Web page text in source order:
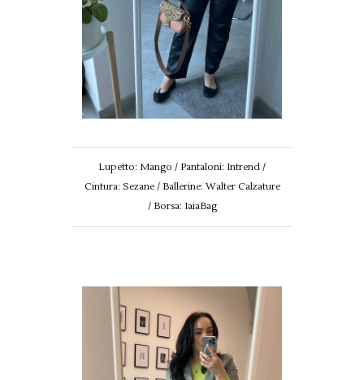
Lupetto: Mango / Pantaloni: Intrend /
Cintura: Sezane / Ballerine: Walter Calzature
/ Borsa: IaiaBag